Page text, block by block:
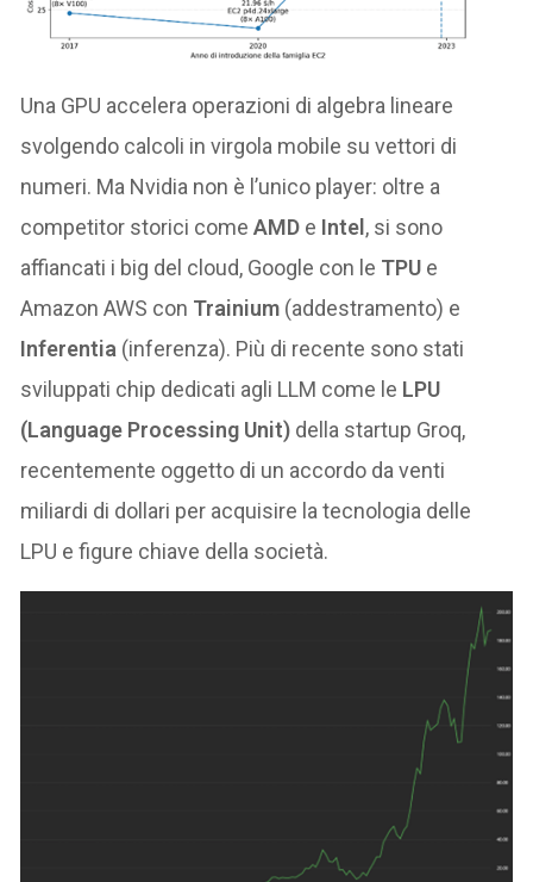
Una GPU accelera operazioni di algebra lineare
svolgendo calcoli in virgola mobile su vettori di
numeri. Ma Nvidia non è l’unico player: oltre a
competitor storici comeAMD e Intel, si sono
affiancati i big del cloud, Google con le TPU e
Amazon AWS con Trainium (addestramento) e
Inferentia (inferenza). Più di recente sono stati
sviluppati chip dedicati agli LLM come le LPU
(Language Processing Unit) della startup Groq,
recentemente oggetto di un accordo da venti
miliardi di dollari per acquisire la tecnologia delle
LPU e figure chiave della società.